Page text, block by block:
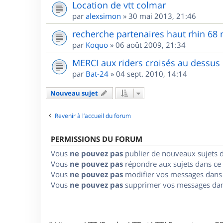
Location de vtt colmar
par alexsimon » 30 mai 2013, 21:46
recherche partenaires haut rhin 68
par Koquo » 06 août 2009, 21:34
MERCI aux riders croisés au dessus
par Bat-24 » 04 sept. 2010, 14:14
Nouveau sujet
Revenir à l’accueil du forum
PERMISSIONS DU FORUM
Vous ne pouvez pas publier de nouveaux sujets
Vous ne pouvez pas répondre aux sujets dans
Vous ne pouvez pas modifier vos messages
Vous ne pouvez pas supprimer vos messages